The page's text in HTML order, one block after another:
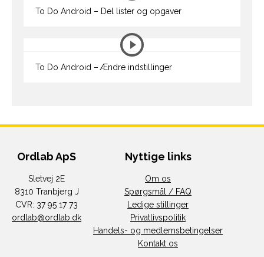
To Do Android – Del lister og opgaver
To Do Android – Ændre indstillinger
Ordlab ApS
Sletvej 2E
8310 Tranbjerg J
CVR: 37 95 17 73
ordlab@ordlab.dk
Nyttige links
Om os
Spørgsmål / FAQ
Ledige stillinger
Privatlivspolitik
Handels- og medlemsbetingelser
Kontakt os